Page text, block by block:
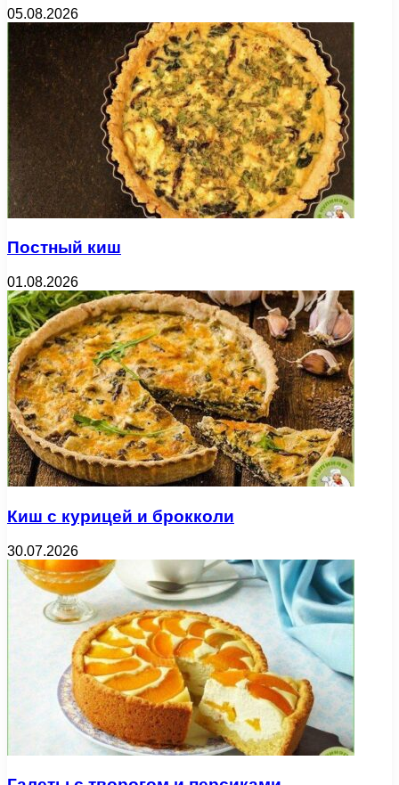
05.08.2026
Постный киш
01.08.2026
Киш с курицей и брокколи
30.07.2026